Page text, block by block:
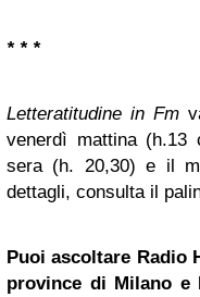
* * *
Letteratitudine in Fm
venerdì mattina
sera (h. 20,30) e il
dettagli, consulta il
Puoi ascoltare Radio
province di Milano e